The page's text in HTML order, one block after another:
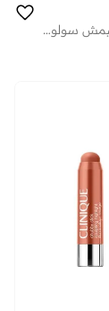
جل غسول انتيـ-بليمش سولوشنز 125 مل